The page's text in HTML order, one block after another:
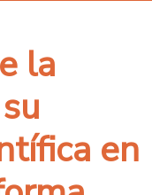
la
en